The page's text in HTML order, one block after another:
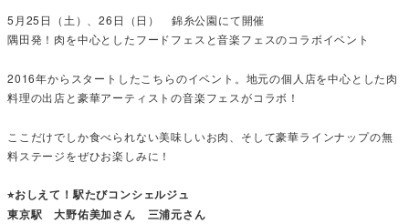
5月25日（土）、26日（日） 錦糸公園にて開催
隅田発！肉を中心としたフードフェスと音楽フェスのコラボイベント
2016年からスタートしたこちらのイベント。地元の個人店を中心とした肉
料理の出店と豪華アーティストの音楽フェスがコラボ！
ここだけでしか食べられない美味しいお肉、そして豪華ラインナップの無
料ステージをぜひお楽しみに！
⭐︎おしえて！駅たびコンシェルジュ
東京駅 大野佑美加さん 三浦元さん